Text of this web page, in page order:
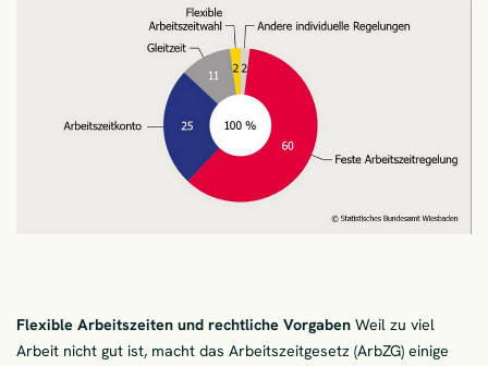
Flexible Arbeitszeiten und rechtliche Vorgaben Weil zu viel
Arbeit nicht gut ist, macht das Arbeitszeitgesetz (ArbZG) einige